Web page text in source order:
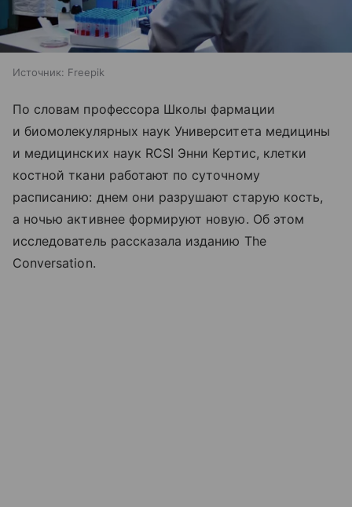
Источник: Freepik
По словам профессора Школы фармации
и биомолекулярных наук Университета медицины
и медицинских наук RCSI Энни Кертис, клетки
костной ткани работают по суточному
расписанию: днем они разрушают старую кость,
а ночью активнее формируют новую. Об этом
исследователь рассказала изданию The
Conversation.